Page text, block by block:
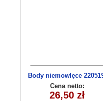
Body niemowlęce
14(56-74) 3szt
Cena netto:
26,50 zł